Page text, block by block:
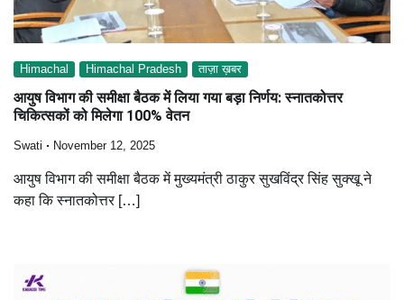
Himachal Himachal Pradesh ताज़ा ख़बर
आयुष विभाग की समीक्षा बैठक में लिया गया बड़ा निर्णय: स्नातकोत्तर
चिकित्सकों को मिलेगा 100% वेतन
Swati November 12, 2025
आयुष विभाग की समीक्षा बैठक में मुख्यमंत्री ठाकुर सुखविंद्र सिंह सुक्खू ने
कहा कि स्नातकोत्तर […]